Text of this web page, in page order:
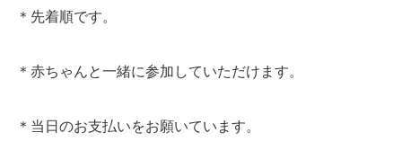
＊先着順です。
＊赤ちゃんと一緒に参加していただけます。
＊当日のお支払いをお願いています。